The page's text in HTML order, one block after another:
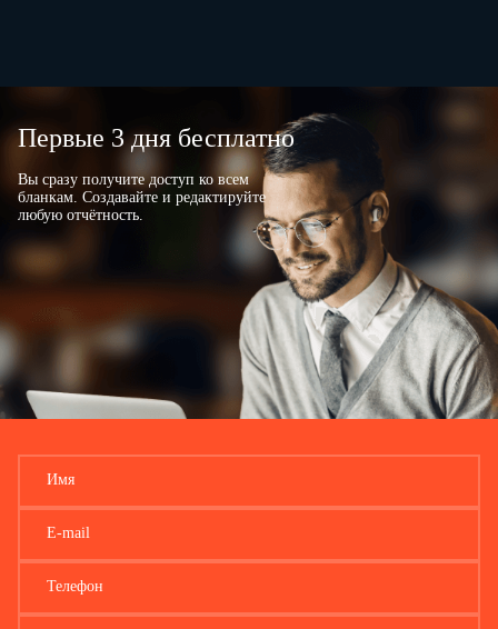
Первые 3 дня бесплатно
Вы сразу получите доступ ко всем
бланкам. Создавайте и редактируйте
любую отчётность.
Имя
E-mail
Телефон